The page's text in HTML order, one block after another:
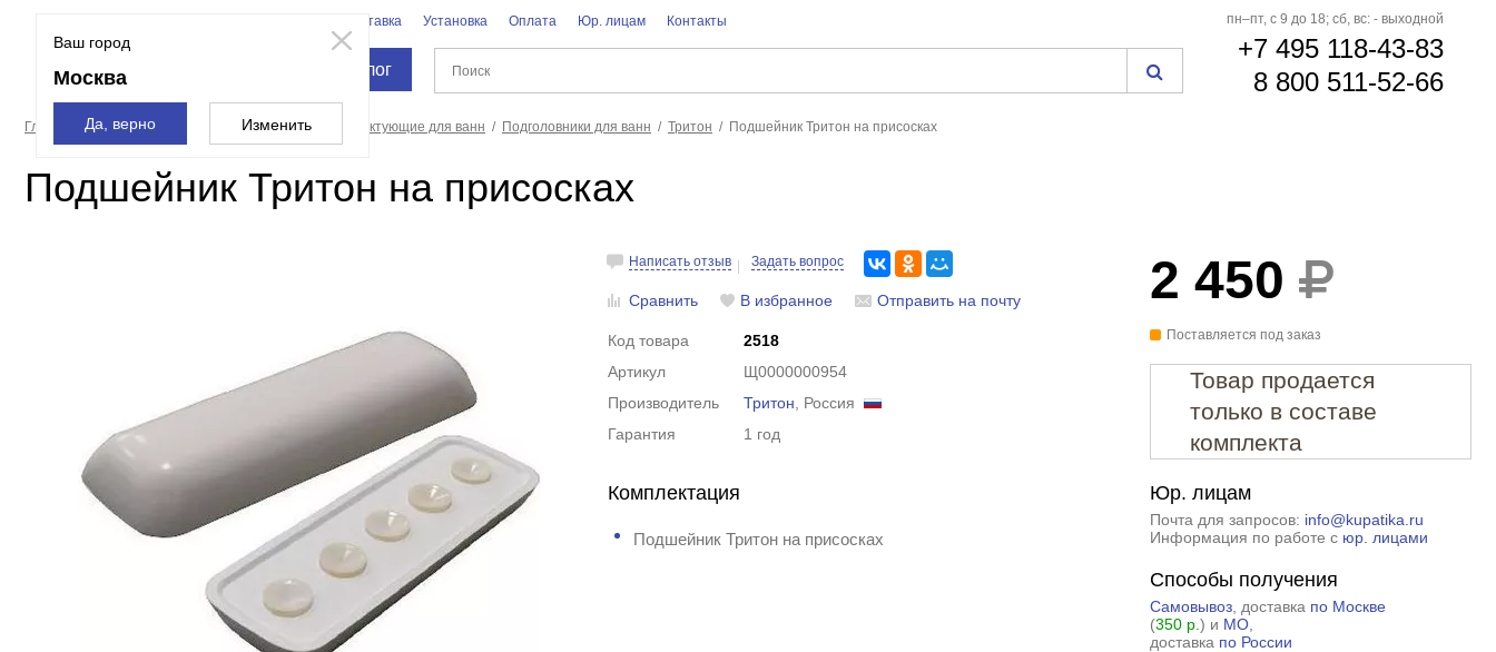
Ваш город
Москва
Да, верно Изменить
Доставка Установка Оплата Юр. лицам Контакты
Каталог
пн–пт, с 9 до 18; сб, вс: - выходной
+7 495 118-43-83
8 800 511-52-66
Главная страница Оборудование и комплектующие для ванн Подголовники для ванн Тритон Подшейник Тритон на присосках
Подшейник Тритон на присосках
Написать отзыв Задать вопрос
Сравнить В избранное Отправить на почту
Код товара
2518
Артикул
Щ0000000954
Производитель
Тритон , Россия
Гарантия
1 год
Комплектация
Подшейник Тритон на присосках
2 450
Поставляется под заказ
Товар продается
только в составе
комплекта
Юр. лицам
Почта для запросов: info@kupatika.ru
Информация по работе с юр. лицами
Способы получения
Самовывоз, доставка по Москве
(350 р. ) и МО,
доставка по России